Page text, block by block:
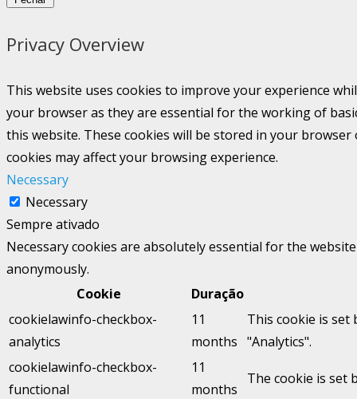
Privacy Overview
This website uses cookies to improve your experience
your browser as they are essential for the working of
this website. These cookies will be stored in your
cookies may affect your browsing experience.
Necessary
Necessary
Sempre ativado
Necessary cookies are absolutely essential for the
anonymously.
Cookie
Duração
cookielawinfo-checkbox-
analytics
11
months
This cookie is set
"Analytics".
cookielawinfo-checkbox-
functional
11
months
The cookie is set